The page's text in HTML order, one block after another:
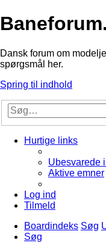
Dansk forum om
spørgsmål her.
Spring til indhold
Hurtige links
Ubesvarede
Aktive emner
Log ind
Tilmeld
Boardindeks Søg
Søg